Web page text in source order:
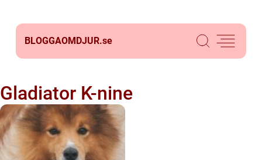
BLOGGAOMDJUR.se
Gladiator K-nine